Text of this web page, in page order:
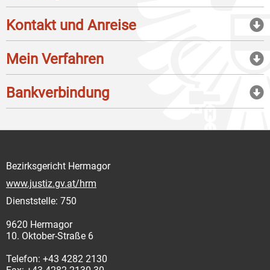
Kontakt und Anreise
Mein Verfahren
Bankverbindung
Bezirksgericht Hermagor
www.justiz.gv.at/hrm
Dienststelle: 750
9620 Hermagor
10. Oktober-Straße 6
Telefon: +43 4282 2130